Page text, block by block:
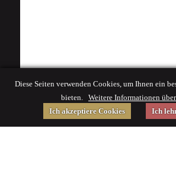
Diese Seiten verwenden Cookies, um Ihnen ein
bieten. Weitere Informationen
Ich akzeptiere Cookies
Ich